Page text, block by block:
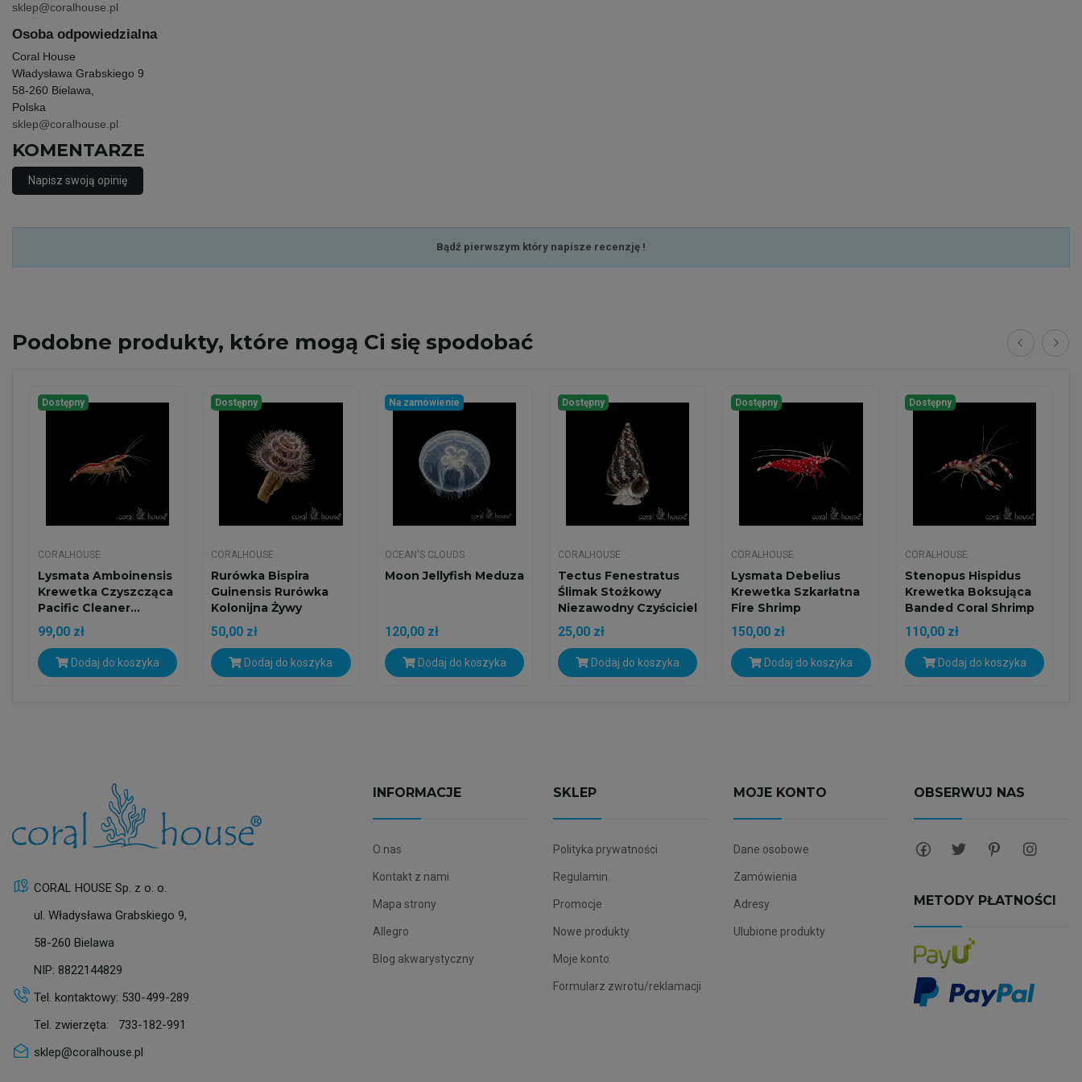
sklep@coralhouse.pl
Osoba odpowiedzialna
Coral House
Władysława Grabskiego 9
58-260 Bielawa,
Polska
sklep@coralhouse.pl
KOMENTARZE
Napisz swoją opinię
Bądź pierwszym który napisze recenzję !
Podobne produkty, które mogą Ci się spodobać
Dostępny
CORALHOUSE
Lysmata Amboinensis
Krewetka Czyszcząca
Pacific Cleaner...
99,00 zł
Dodaj do koszyka
Dostępny
CORALHOUSE
Rurówka Bispira
Guinensis Rurówka
Kolonijna Żywy
Wachlarz...
50,00 zł
Dodaj do koszyka
Na zamówienie
OCEAN'S CLOUDS
Moon Jellyfish Meduza
120,00 zł
Dodaj do koszyka
Dostępny
CORALHOUSE
Tectus Fenestratus
Ślimak Stożkowy
Niezawodny Czyściciel
25,00 zł
Dodaj do koszyka
Dostępny
CORALHOUSE
Lysmata Debelius
Krewetka Szkarłatna
Fire Shrimp
150,00 zł
Dodaj do koszyka
Dostępny
CORALHOUSE
Stenopus Hispidus
Krewetka Boksująca
Banded Coral Shrimp
110,00 zł
Dodaj do koszyka
CORAL HOUSE Sp. z o. o.
ul. Władysława Grabskiego 9,
58-260 Bielawa
NIP: 8822144829
Tel. kontaktowy: 530-499-289
Tel. zwierzęta: 733-182-991
sklep@coralhouse.pl
INFORMACJE
O nas
Kontakt z nami
Mapa strony
Allegro
Blog akwarystyczny
SKLEP
Polityka prywatności
Regulamin
Promocje
Nowe produkty
Moje konto
Formularz zwrotu/reklamacji
MOJE KONTO
Dane osobowe
Zamówienia
Adresy
Ulubione produkty
OBSERWUJ NAS
METODY PŁATNOŚCI